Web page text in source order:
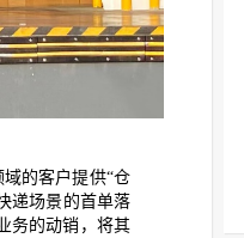
的客户提供“仓
递场景的首单落
务的动销，将其